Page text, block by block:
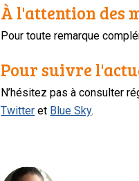
À l'attention des
Pour toute remarque
Pour suivre
N’hésitez pas à consulter
Twitter et Blue Sky.